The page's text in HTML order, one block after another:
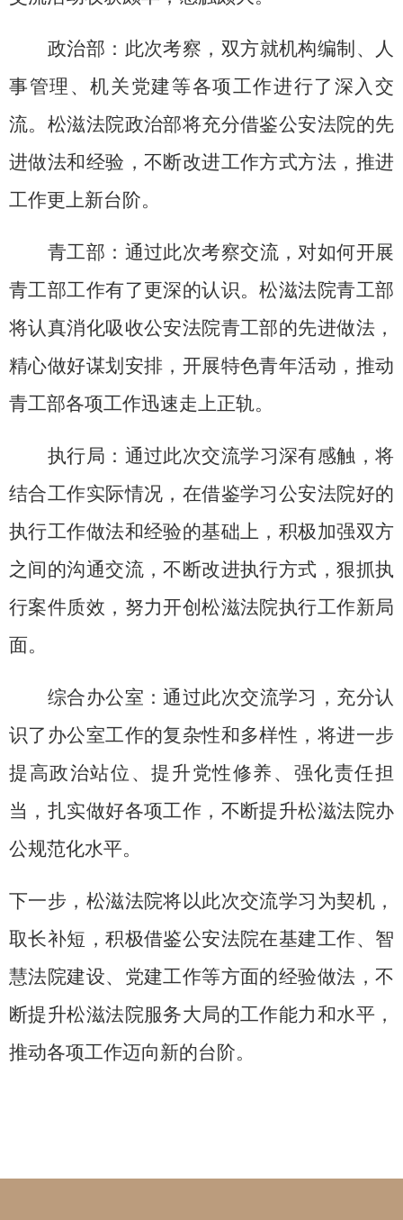
政治部：此次考察，双方就机构编制、人
事管理、机关党建等各项工作进行了深入交
流。松滋法院政治部将充分借鉴公安法院的先
进做法和经验，不断改进工作方式方法，推进
工作更上新台阶。
青工部：通过此次考察交流，对如何开展
青工部工作有了更深的认识。松滋法院青工部
将认真消化吸收公安法院青工部的先进做法，
精心做好谋划安排，开展特色青年活动，推动
青工部各项工作迅速走上正轨。
执行局：通过此次交流学习深有感触，将
结合工作实际情况，在借鉴学习公安法院好的
执行工作做法和经验的基础上，积极加强双方
之间的沟通交流，不断改进执行方式，狠抓执
行案件质效，努力开创松滋法院执行工作新局
面。
综合办公室：通过此次交流学习，充分认
识了办公室工作的复杂性和多样性，将进一步
提高政治站位、提升党性修养、强化责任担
当，扎实做好各项工作，不断提升松滋法院办
公规范化水平。
下一步，松滋法院将以此次交流学习为契机，
取长补短，积极借鉴公安法院在基建工作、智
慧法院建设、党建工作等方面的经验做法，不
断提升松滋法院服务大局的工作能力和水平，
推动各项工作迈向新的台阶。